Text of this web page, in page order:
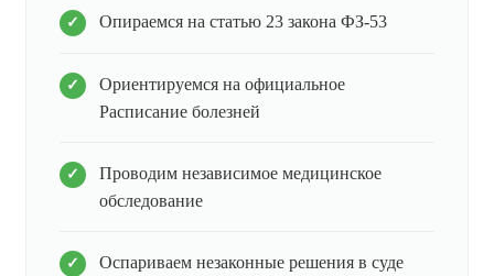
Опираемся на статью 23 закона ФЗ-53
Ориентируемся на официальное
Расписание болезней
Проводим независимое медицинское
обследование
Оспариваем незаконные решения в суде